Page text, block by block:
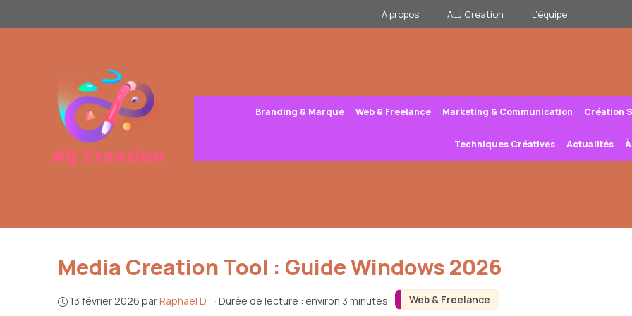
au
À propos ALJ Création L’équipe
Branding & Marque Web & Freelance Marketing & Communication Création
Techniques Créatives Actualités
Web & Freelance
Media Creation Tool : Guide Windows 2026
13 février 2026 parRaphaël D. · Durée de lecture : environ 3 minutes